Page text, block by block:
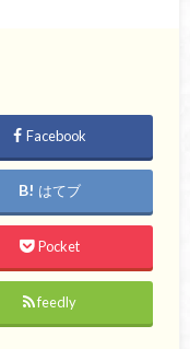
Facebook
はてブ
Pocket
feedly